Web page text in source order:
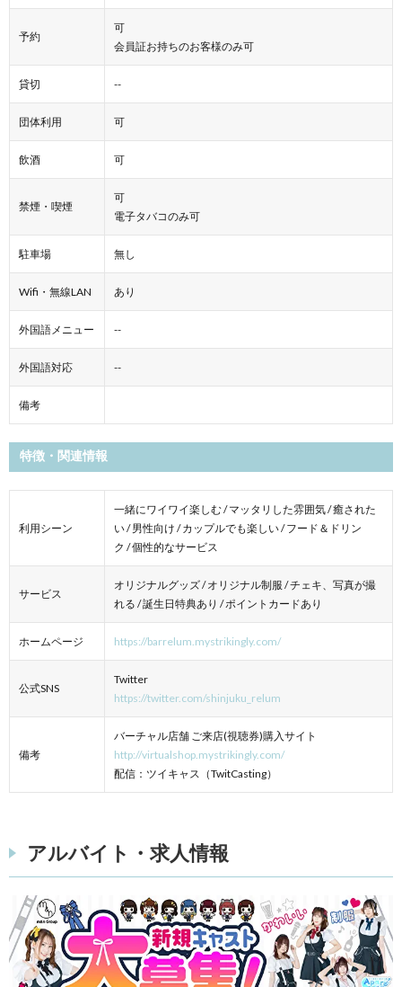
予約
可
会員証お持ちのお客様のみ可
貸切 --
団体利用 可
飲酒 可
禁煙・喫煙
可
電子タバコのみ可
駐車場 無し
Wifi・無線LAN あり
外国語メニュー --
外国語対応 --
備考
特徴・関連情報
利用シーン
一緒にワイワイ楽しむ / マッタリした雰囲気 / 癒された
い / 男性向け / カップルでも楽しい / フード＆ドリン
ク / 個性的なサービス
サービス
オリジナルグッズ / オリジナル制服 / チェキ、写真が撮
れる / 誕生日特典あり / ポイントカードあり
ホームページ https://barrelum.mystrikingly.com/
公式SNS
Twitter
https://twitter.com/shinjuku_relum
備考
バーチャル店舗 ご来店(視聴券)購入サイト
http://virtualshop.mystrikingly.com/
配信：ツイキャス（TwitCasting）
アルバイト・求人情報